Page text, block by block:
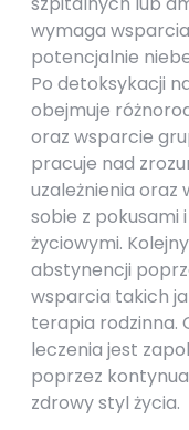
wymaga
potencjalnie
Po detoksykacji
obejmuje
oraz wsparcie
pracuje nad
uzależnienia
sobie z pokusami
życiowymi.
abstynencji
wsparcia takich
terapia rodzinna.
leczenia jest
poprzez
zdrowy styl życia.